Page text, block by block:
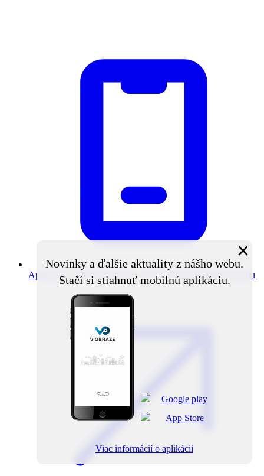
Aplikácia V obraze Novinky z obce priamo do vášho mobilu
Novinky a ďalšie aktuality z nášho webu.
Stačí si stiahnuť mobilnú aplikáciu.
×
Viac informácií o aplikácii